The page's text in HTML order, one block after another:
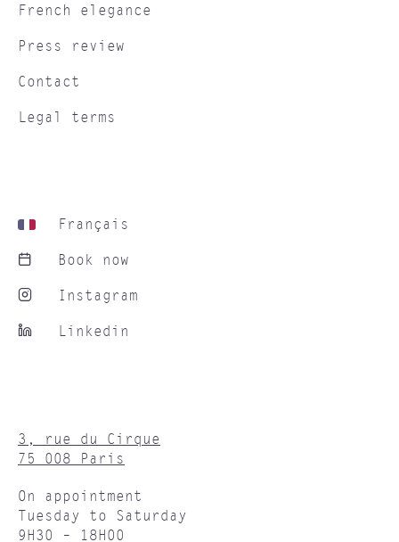
French elegance
Press review
Contact
Legal terms
Français
Book now
Instagram
Linkedin
3, rue du Cirque
75 008 Paris
On appointment
Tuesday to Saturday
9H30 – 18H00